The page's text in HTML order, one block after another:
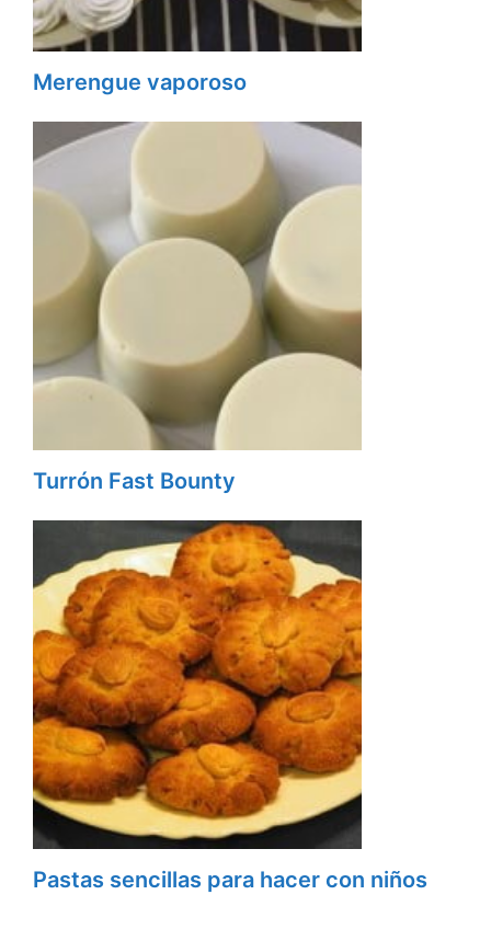
Merengue vaporoso
Turrón Fast Bounty
Pastas sencillas para hacer con niños